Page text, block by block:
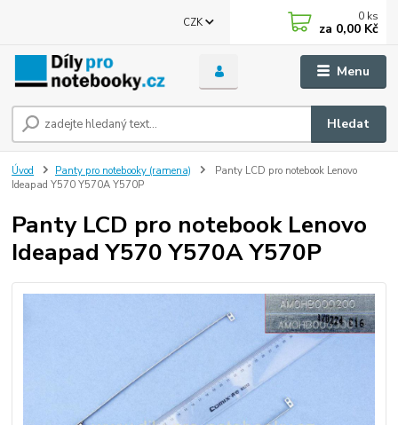
Menu
CZK
Hledat
0 ks
za 0,00 Kč
Úvod Panty pro notebooky (ramena)
Panty LCD pro notebook Lenovo
Ideapad Y570 Y570A Y570P
Panty LCD pro notebook Lenovo
Ideapad Y570 Y570A Y570P